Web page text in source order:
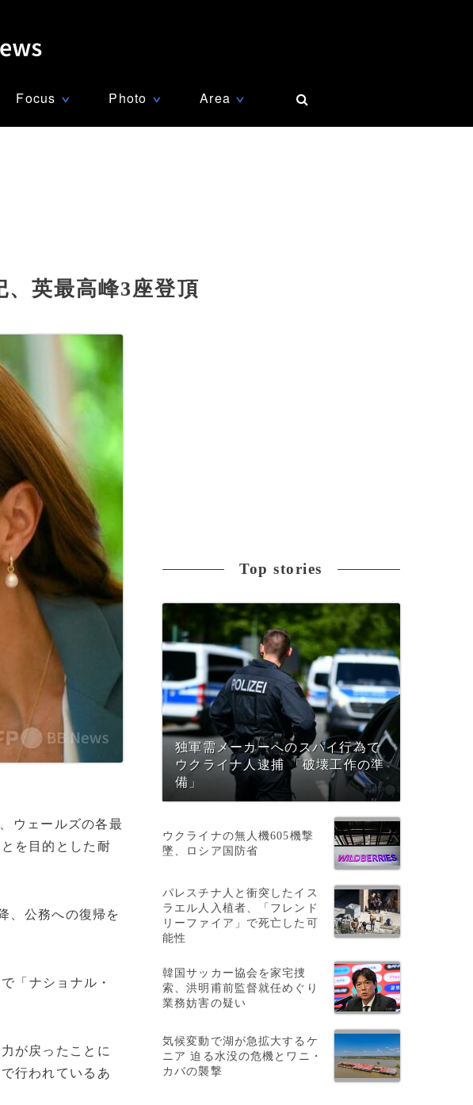
Focus ∨ Photo ∨ Area ∨
英最高峰3座登頂
ウェールズの各最
を目的とした耐
、公務への復帰を
「ナショナル・
が戻ったことに
行われているあ
Top stories
独軍需メーカーへのスパイ行為で
ウクライナ人逮捕 「破壊工作の準
備」
ウクライナの無人機605機撃
墜、ロシア国防省
パレスチナ人と衝突したイス
ラエル人入植者、「フレンド
リーファイア」で死亡した可
能性
韓国サッカー協会を家宅捜
索、洪明甫前監督就任めぐり
業務妨害の疑い
気候変動で湖が急拡大するケ
ニア 迫る水没の危機とワニ・
カバの襲撃